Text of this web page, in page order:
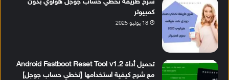
شرح طريقة تخطي حساب جوجل هواوي بدون
كمبيوتر
18 يوليو 2025
تحميل أداة Android Fastboot Reset Tool v1.2
مع شرح كيفية استخدامها [تخطي حساب جوجل]